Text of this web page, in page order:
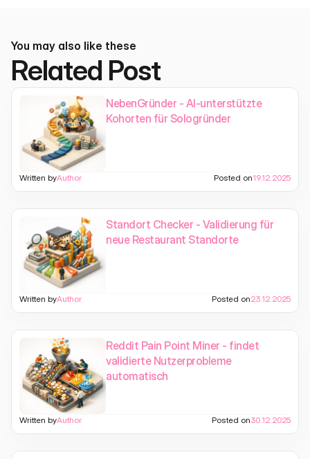
You may also like these
Related Post
NebenGründer - AI-unterstützte
Kohorten für Sologründer
Written byAuthor Posted on19.12.2025
Standort Checker - Validierung für
neue Restaurant Standorte
Written byAuthor Posted on23.12.2025
Reddit Pain Point Miner - findet
validierte Nutzerprobleme
automatisch
Written byAuthor Posted on30.12.2025